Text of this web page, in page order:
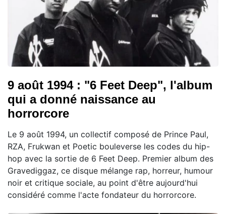
9 août 1994 : "6 Feet Deep", l'album
qui a donné naissance au
horrorcore
Le 9 août 1994, un collectif composé de Prince Paul,
RZA, Frukwan et Poetic bouleverse les codes du hip-
hop avec la sortie de 6 Feet Deep. Premier album des
Gravediggaz, ce disque mélange rap, horreur, humour
noir et critique sociale, au point d'être aujourd'hui
considéré comme l'acte fondateur du horrorcore.